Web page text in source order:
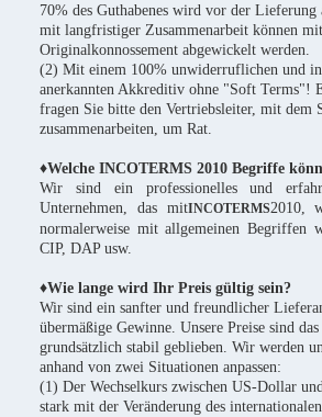
70% des Guthabenes wird vor der
mit langfristiger Zusammenarbeit können
Originalkonnossement abgewickelt werden.
(2) Mit einem 100% unwiderruflichen und
anerkannten Akkreditiv ohne "Soft Terms"!
fragen Sie bitte den Vertriebsleiter, mit dem
zusammenarbeiten, um Rat.
♦Welche INCOTERMS 2010 Begriffe
Wir sind ein professionelles und
Unternehmen, das mitINCOTERMS2010,
normalerweise mit allgemeinen Begriffen
CIP, DAP usw.
♦Wie lange wird Ihr Preis gültig sein?
Wir sind ein sanfter und freundlicher
übermäßige Gewinne. Unsere Preise sind
grundsätzlich stabil geblieben. Wir werden
anhand von zwei Situationen anpassen:
(1) Der Wechselkurs zwischen US-Dollar
stark mit der Veränderung des